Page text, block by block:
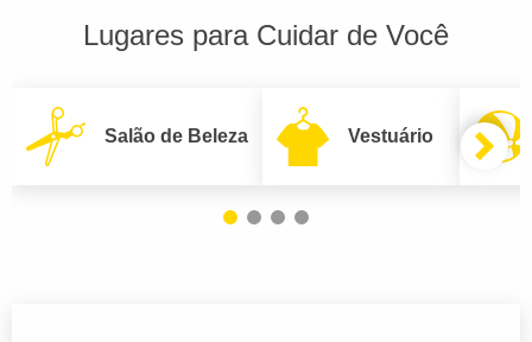
Lugares para Cuidar de Você
Salão de Beleza Vestuário